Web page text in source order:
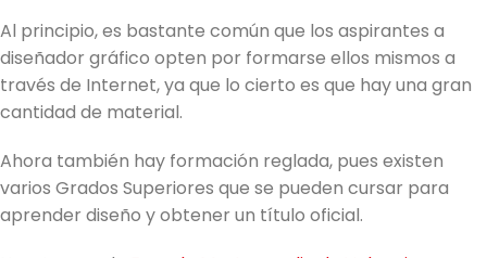
Al principio, es bastante común que los aspirantes a
diseñador gráfico opten por formarse ellos mismos a
través de Internet, ya que lo cierto es que hay una gran
cantidad de material.
Ahora también hay formación reglada, pues existen
varios Grados Superiores que se pueden cursar para
aprender diseño y obtener un título oficial.